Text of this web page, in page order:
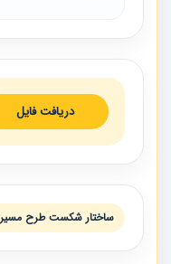
دریافت فایل
ساختار شكست طرح